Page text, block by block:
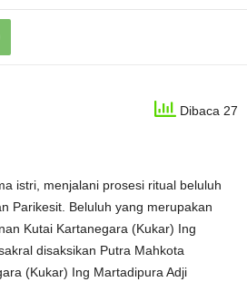
Dibaca 27
istri, menjalani prosesi ritual beluluh
Parikesit. Beluluh yang merupakan
Kutai Kartanegara (Kukar) Ing
disaksikan Putra Mahkota
(Kukar) Ing Martadipura Adji